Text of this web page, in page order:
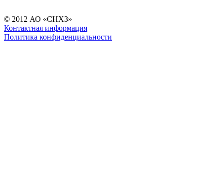
© 2012 АО «СНХЗ»
Контактная информация
Политика конфиденциальности